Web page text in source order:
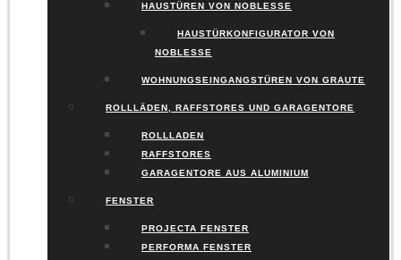
HAUSTÜREN VON NOBLESSE
HAUSTÜRKONFIGURATOR VON
NOBLESSE
WOHNUNGSEINGANGSTÜREN VON GRAUTE
ROLLLÄDEN, RAFFSTORES UND GARAGENTORE
ROLLLADEN
RAFFSTORES
GARAGENTORE AUS ALUMINIUM
FENSTER
PROJECTA FENSTER
PERFORMA FENSTER